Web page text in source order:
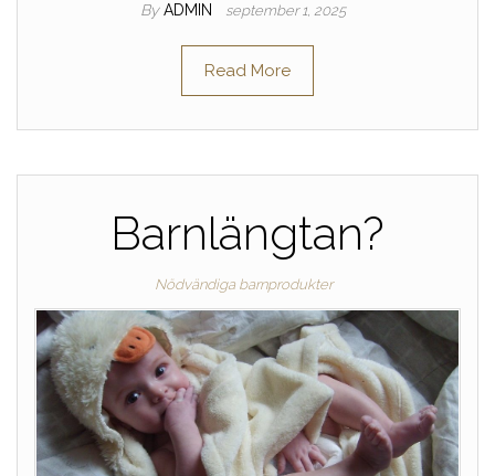
By ADMIN september 1, 2025
Read More
Barnlängtan?
Nödvändiga barnprodukter